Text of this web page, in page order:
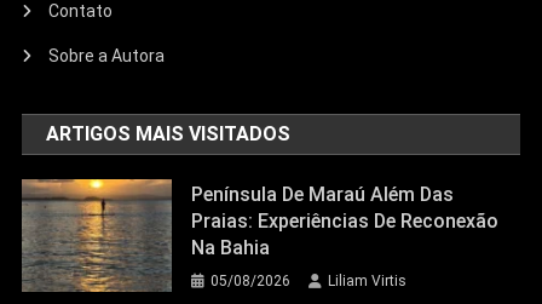
Contato
Sobre a Autora
ARTIGOS MAIS VISITADOS
Península De Maraú Além Das
Praias: Experiências De Reconexão
Na Bahia
05/08/2026 Liliam Virtis